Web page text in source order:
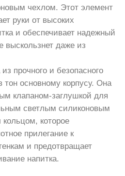
чехлом. Этот элемент
руки от высоких
и обеспечивает надежный
выскользнет даже из
прочного и безопасного
тон основному корпусу. Она
клапаном-заглушкой для
светлым силиконовым
которое
прилегание к
и предотвращает
напитка.